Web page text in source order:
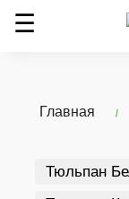
Главная
Тюльпан